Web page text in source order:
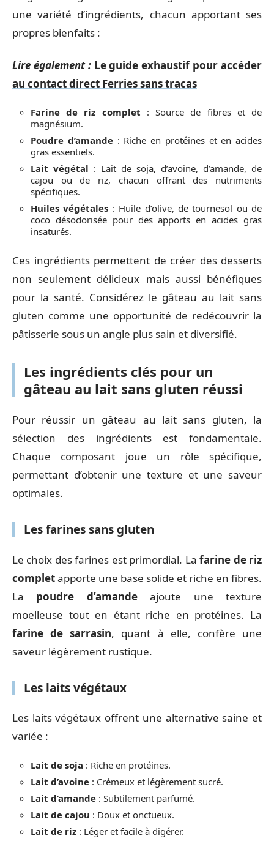
une variété d’ingrédients, chacun apportant ses
propres bienfaits :
Lire également : Le guide exhaustif pour accéder
au contact direct Ferries sans tracas
Farine de riz complet : Source de fibres et de
magnésium.
Poudre d’amande: Riche en protéines et en acides
gras essentiels.
Lait végétal : Lait de soja, d’avoine, d’amande, de
cajou ou de riz, chacun offrant des nutriments
spécifiques.
Huiles végétales : Huile d’olive, de tournesol ou de
coco désodorisée pour des apports en acides gras
insaturés.
Ces ingrédients permettent de créer des desserts
non seulement délicieux mais aussi bénéfiques
pour la santé. Considérez le gâteau au lait sans
gluten comme une opportunité de redécouvrir la
pâtisserie sous un angle plus sain et diversifié.
Les ingrédients clés pour un
gâteau au lait sans gluten réussi
Pour réussir un gâteau au lait sans gluten, la
sélection des ingrédients est fondamentale.
Chaque composant joue un rôle spécifique,
permettant d’obtenir une texture et une saveur
optimales.
Les farines sans gluten
Le choix des farines est primordial. Lafarine de riz
completapporte une base solide et riche en fibres.
La poudre d’amandeajoute une texture
moelleuse tout en étant riche en protéines. La
farine de sarrasin, quant à elle, confère une
saveur légèrement rustique.
Les laits végétaux
Les laits végétaux offrent une alternative saine et
variée :
Lait de soja : Riche en protéines.
Lait d’avoine : Crémeux et légèrement sucré.
Lait d’amande : Subtilement parfumé.
Lait de cajou : Doux et onctueux.
Lait de riz : Léger et facile à digérer.